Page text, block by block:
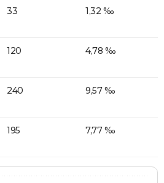
33 1,32 ‰
120 4,78 ‰
240 9,57 ‰
195 7,77 ‰